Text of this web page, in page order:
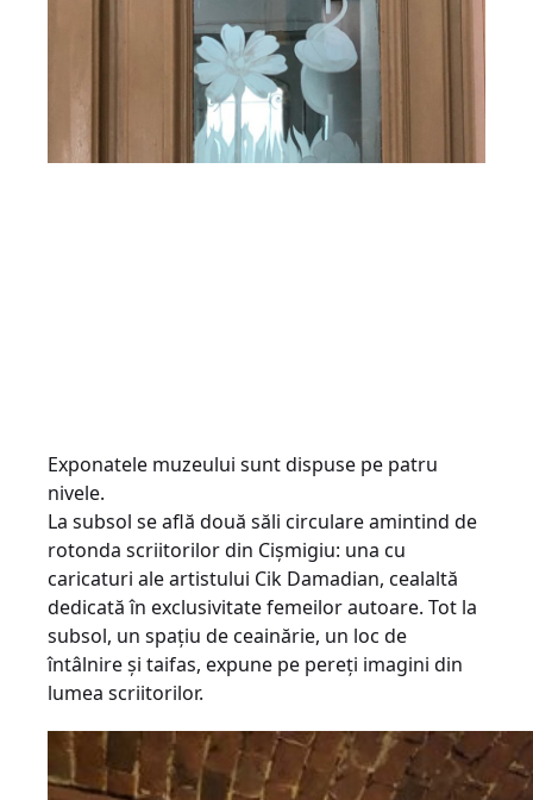
Exponatele muzeului sunt dispuse pe patru
nivele.
La subsol se află două săli circulare amintind de
rotonda scriitorilor din Cișmigiu: una cu
caricaturi ale artistului Cik Damadian, cealaltă
dedicată în exclusivitate femeilor autoare. Tot la
subsol, un spațiu de ceainărie, un loc de
întâlnire și taifas, expune pe pereți imagini din
lumea scriitorilor.